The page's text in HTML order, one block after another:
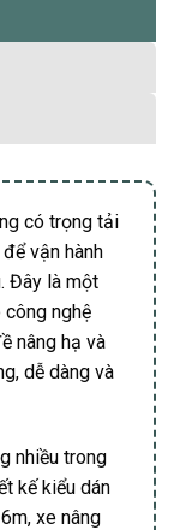
có trọng tải
vận hành
Đây là một
nghệ
nâng hạ và
dễ dàng và
nhiều trong
kế kiểu dán
xe nâng